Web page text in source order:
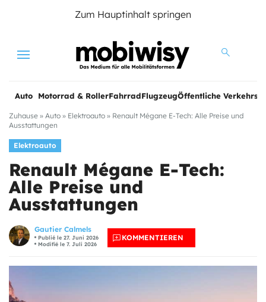
Zum Hauptinhalt springen
Menu
Auto Motorrad & RollerFahrradFlugzeugÖffentliche
Zuhause » Auto » Elektroauto » Renault Mégane E-Tech: Alle Preise und
Ausstattungen
Elektroauto
Renault Mégane E-Tech:
Alle Preise und
Ausstattungen
Gautier Calmels
Publié le 27. Juni 2026
Modifié le 7. Juli 2026
KOMMENTIEREN